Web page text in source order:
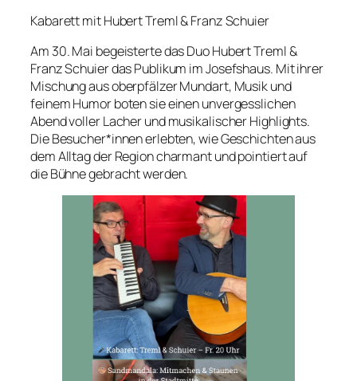
Kabarett mit Hubert Treml & Franz Schuier
Am 30. Mai begeisterte das Duo Hubert Treml &
Franz Schuier das Publikum im Josefshaus. Mit ihrer
Mischung aus oberpfälzer Mundart, Musik und
feinem Humor boten sie einen unvergesslichen
Abend voller Lacher und musikalischer Highlights.
Die Besucher*innen erlebten, wie Geschichten aus
dem Alltag der Region charmant und pointiert auf
die Bühne gebracht werden.